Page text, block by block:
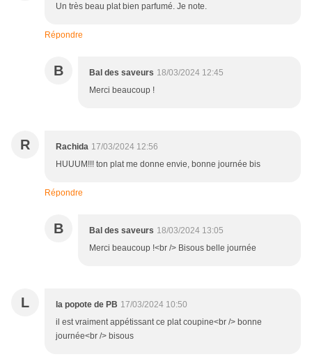
Un très beau plat bien parfumé. Je note.
Répondre
B Bal des saveurs 18/03/2024 12:45
Merci beaucoup !
R Rachida 17/03/2024 12:56
HUUUM!!! ton plat me donne envie, bonne journée bis
Répondre
B Bal des saveurs 18/03/2024 13:05
Merci beaucoup !<br /> Bisous belle journée
L la popote de PB 17/03/2024 10:50
il est vraiment appétissant ce plat coupine<br /> bonne
journée<br /> bisous